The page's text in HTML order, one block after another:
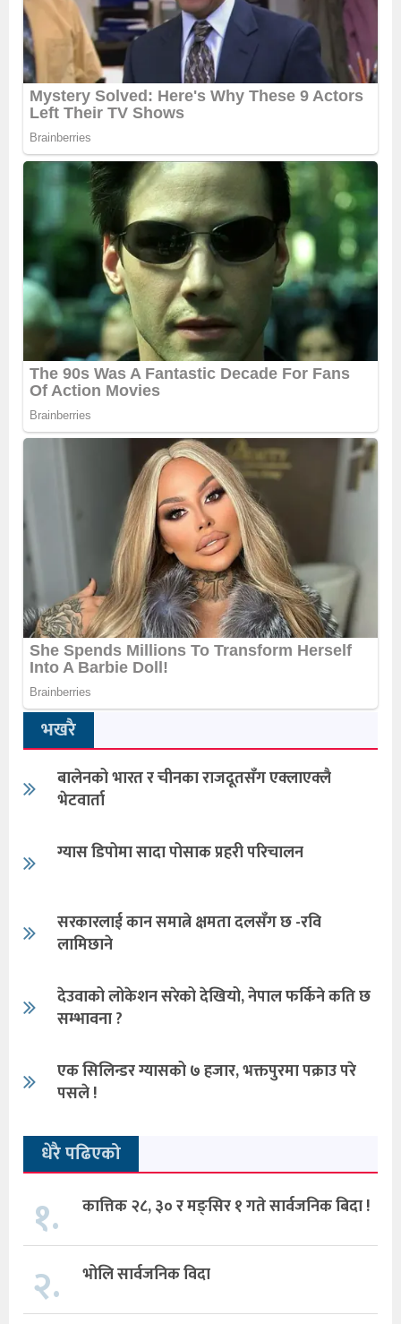
भखरै
बालेनको भारत र चीनका राजदूतसँग एक्लाएक्लै
भेटवार्ता
ग्यास डिपोमा सादा पोसाक प्रहरी परिचालन
सरकारलाई कान समात्ने क्षमता दलसँग छ -रवि
लामिछाने
देउवाको लोकेशन सरेको देखियो, नेपाल फर्किने कति छ
सम्भावना ?
एक सिलिन्डर ग्यासको ७ हजार, भक्तपुरमा पक्राउ परे
पसले !
धेरै पढिएको
१. कात्तिक २८, ३० र मङ्सिर १ गते सार्वजनिक बिदा !
२. भोलि सार्वजनिक विदा